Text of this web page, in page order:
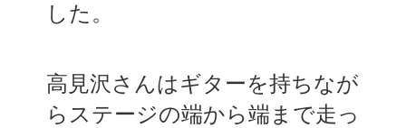
した。
高見沢さんはギターを持ちなが
らステージの端から端まで走っ